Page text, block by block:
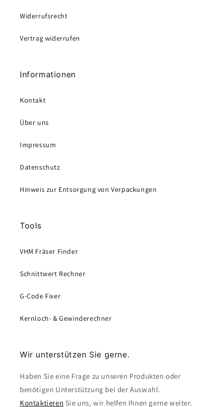
Widerrufsrecht
Vertrag widerrufen
Informationen
Kontakt
Über uns
Impressum
Datenschutz
Hinweis zur Entsorgung von Verpackungen
Tools
VHM Fräser Finder
Schnittwert Rechner
G-Code Fixer
Kernloch- & Gewinderechner
Wir unterstützen Sie gerne.
Haben Sie eine Frage zu unseren Produkten oder
benötigen Unterstützung bei der Auswahl.
Kontaktieren Sie uns, wir helfen Ihnen gerne weiter.